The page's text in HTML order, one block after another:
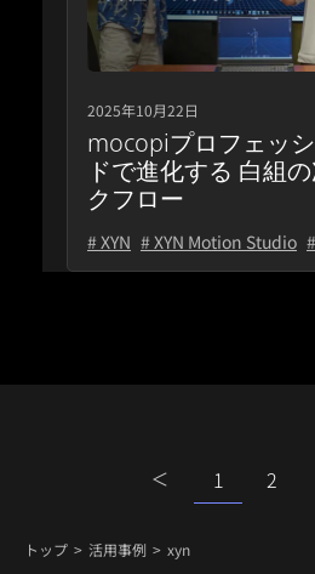
2025年10月22日
mocopiプロフェッ
ドで進化する 白組
クフロー
# XYN # XYN Motion Studio
1 2
トップ 活用事例 xyn